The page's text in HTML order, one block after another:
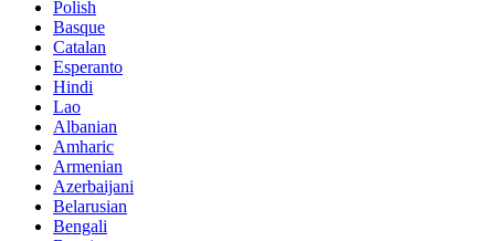
Polish
Basque
Catalan
Esperanto
Hindi
Lao
Albanian
Amharic
Armenian
Azerbaijani
Belarusian
Bengali